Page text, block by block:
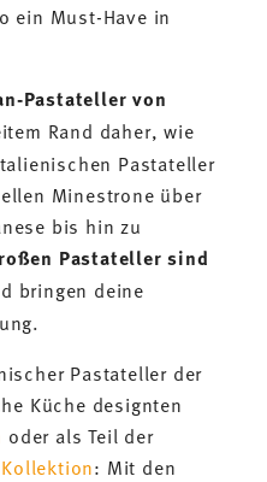
ein Must-Have in
Pastateller von
Rand daher, wie
Pastateller
Minestrone über
bis hin zu
Pastateller sind
bringen deine
Pastateller der
Küche designten
oder als Teil der
: Mit den